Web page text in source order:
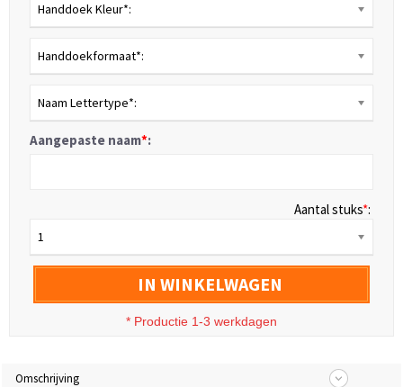
Handdoek Kleur*:
Handdoekformaat*:
Naam Lettertype*:
Aangepaste naam*:
Aantal stuks*:
1
IN WINKELWAGEN
* Productie 1-3 werkdagen
Omschrijving